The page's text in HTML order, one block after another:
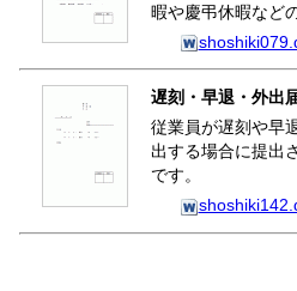
暇や慶弔休暇など
遅刻・早退・外出
従業員が遅刻や早
出する場合に提出
です。